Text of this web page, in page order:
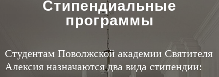
Стипендиальные
программы
Студентам Поволжской академии Святителя